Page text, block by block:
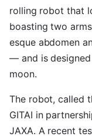
rolling robot that
boasting two
esque abdomen
— and is
moon.
The robot, called
GITAI in
JAXA. A recent